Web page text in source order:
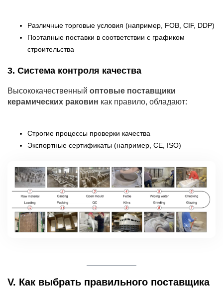
Различные торговые условия (например, FOB, CIF, DDP)
Поэтапные поставки в соответствии с графиком
строительства
3. Система контроля качества
Высококачественный оптовые поставщики
керамических раковин как правило, обладают:
Строгие процессы проверки качества
Экспортные сертификаты (например, CE, ISO)
V. Как выбрать правильного поставщика